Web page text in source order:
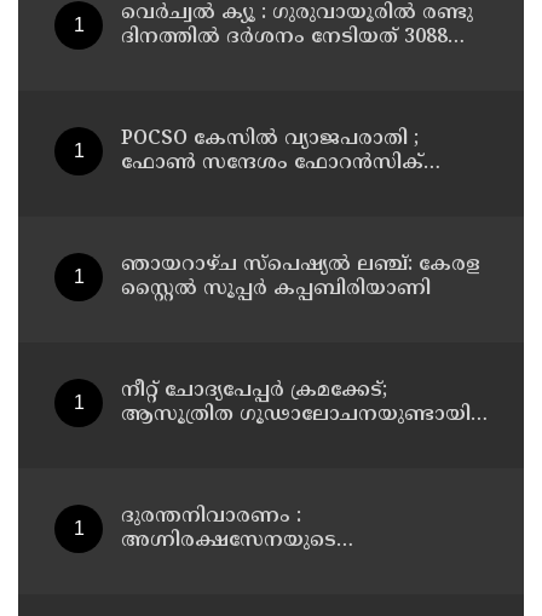
വെർച്വൽ ക്യൂ : ഗുരുവായൂരിൽ രണ്ടു
ദിനത്തിൽ ദർശനം നേടിയത് 3088
POCSO കേസിൽ വ്യാജപരാതി ;
ഫോൺ സന്ദേശം ഫോറൻസിക്
ഞായറാഴ്ച സ്പെഷ്യൽ ലഞ്ച്: കേരള
സ്റ്റൈൽ സൂപ്പർ കപ്പബിരിയാണി
നീറ്റ് ചോദ്യപേപ്പര്‍ ക്രമക്കേട്;
ആസൂത്രിത ഗൂഢാലോചനയുണ്ടായി;
ദുരന്തനിവാരണം :
അഗ്നിരക്ഷസേനയുടെ